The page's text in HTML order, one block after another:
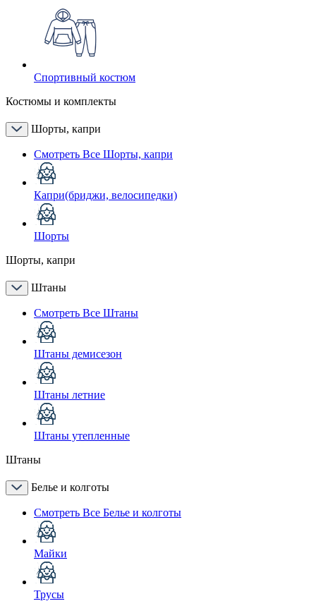
Спортивный костюм
Костюмы и комплекты
Шорты, капри
Смотреть Все Шорты, капри
Капри(бриджи, велосипедки)
Шорты
Шорты, капри
Штаны
Смотреть Все Штаны
Штаны демисезон
Штаны летние
Штаны утепленные
Штаны
Белье и колготы
Смотреть Все Белье и колготы
Майки
Трусы